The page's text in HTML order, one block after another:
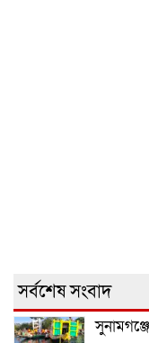
সর্বশেষ সংবাদ